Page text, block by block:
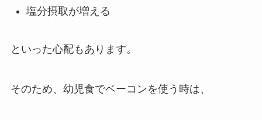
塩分摂取が増える
といった心配もあります。
そのため、幼児食でベーコンを使う時は、